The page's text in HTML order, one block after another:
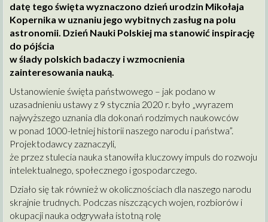
datę tego święta wyznaczono dzień urodzin Mikołaja
Kopernika w uznaniu jego wybitnych zasług na polu
astronomii. Dzień Nauki Polskiej ma stanowić inspirację
do pójścia
w ślady polskich badaczy i wzmocnienia
zainteresowania nauką.
Ustanowienie święta państwowego – jak podano w
uzasadnieniu ustawy z 9 stycznia 2020 r. było „wyrazem
najwyższego uznania dla dokonań rodzimych naukowców
w ponad 1000-letniej historii naszego narodu i państwa”.
Projektodawcy zaznaczyli,
że przez stulecia nauka stanowiła kluczowy impuls do rozwoju
intelektualnego, społecznego i gospodarczego.
Działo się tak również w okolicznościach dla naszego narodu
skrajnie trudnych. Podczas niszczących wojen, rozbiorów i
okupacji nauka odgrywała istotną rolę